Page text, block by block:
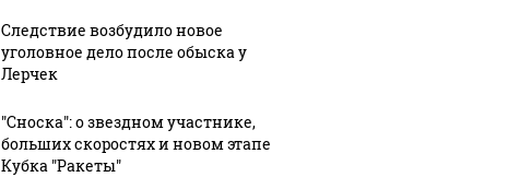
Следствие возбудило новое
уголовное дело после обыска у
Лерчек
"Сноска": о звездном участнике,
больших скоростях и новом этапе
Кубка "Ракеты"